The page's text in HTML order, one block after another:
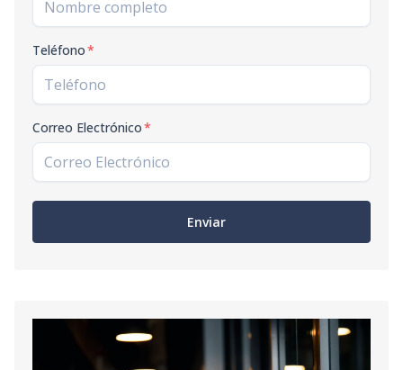
Teléfono*
Correo Electrónico*
Enviar